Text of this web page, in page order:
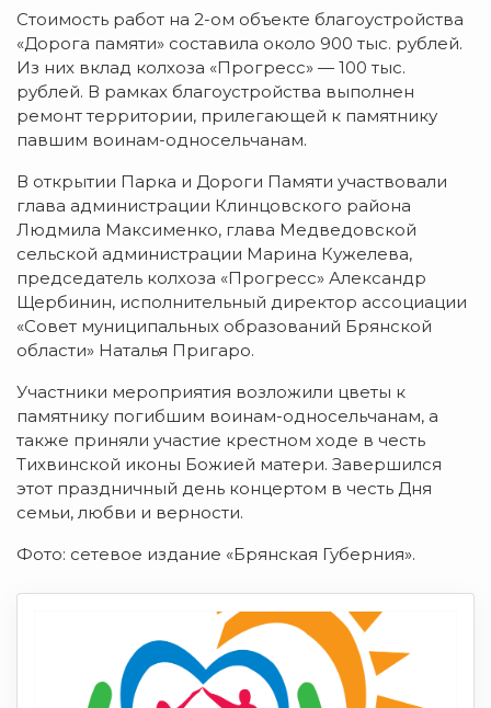
Стоимость работ на 2-ом объекте благоустройства
«Дорога памяти» составила около 900 тыс. рублей.
Из них вклад колхоза «Прогресс» — 100 тыс.
рублей. В рамках благоустройства выполнен
ремонт территории, прилегающей к памятнику
павшим воинам-односельчанам.
В открытии Парка и Дороги Памяти участвовали
глава администрации Клинцовского района
Людмила Максименко, глава Медведовской
сельской администрации Марина Кужелева,
председатель колхоза «Прогресс» Александр
Щербинин, исполнительный директор ассоциации
«Совет муниципальных образований Брянской
области» Наталья Пригаро.
Участники мероприятия возложили цветы к
памятнику погибшим воинам-односельчанам, а
также приняли участие крестном ходе в честь
Тихвинской иконы Божией матери. Завершился
этот праздничный день концертом в честь Дня
семьи, любви и верности.
Фото: сетевое издание «Брянская Губерния».